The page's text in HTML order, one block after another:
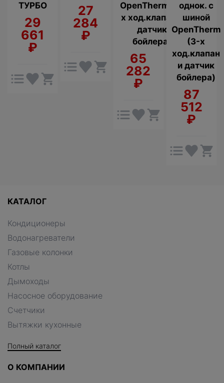
ТУРБО
29
661
₽
27
284
₽
OpenTherm (3-
х ход.клапан и
датчик
бойлера)
65
282
₽
однок. с
шиной
OpenTherm
(3-х
ход.клапан
и датчик
бойлера)
87
512
₽
КАТАЛОГ
Кондиционеры
Водонагреватели
Газовые колонки
Котлы
Дымоходы
Насосное оборудование
Счетчики
Вытяжки кухонные
Полный каталог
О КОМПАНИИ